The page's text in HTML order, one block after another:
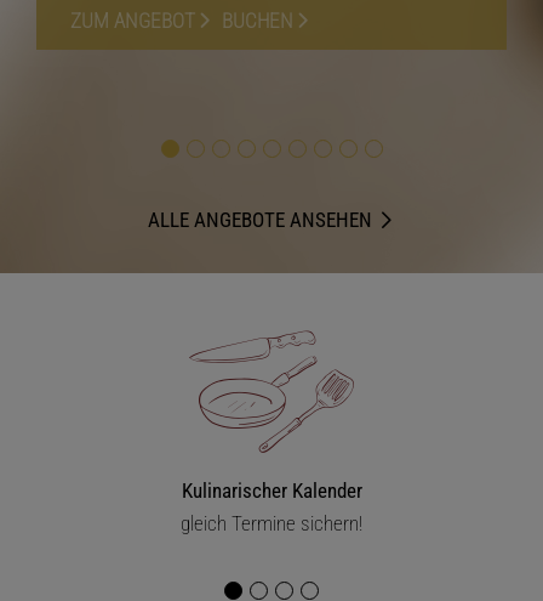
ZUM ANGEBOT BUCHEN
ALLE ANGEBOTE ANSEHEN
Kulinarischer Kalender
gleich Termine sichern!